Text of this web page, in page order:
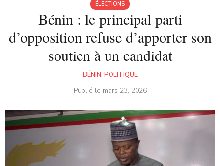
ÉLECTIONS
Bénin : le principal parti
d’opposition refuse d’apporter son
soutien à un candidat
BÉNIN, POLITIQUE
Publié le mars 23, 2026